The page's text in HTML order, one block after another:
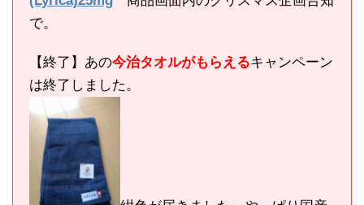
で。
【終了】あの今治タオルがもらえるキャンペーン
は終了しました。